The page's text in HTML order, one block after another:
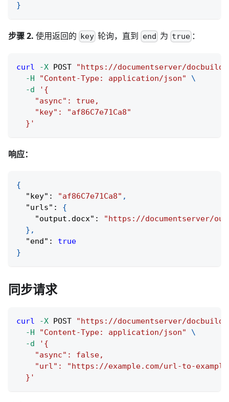
}
步骤 2. 使用返回的 key 轮询，直到 end 为 true ：
curl -X POST
"https://documentserver/
-H
"Content-Type: application/json"
\
-d
'{
    "async": true,
    "key": "af86C7e71Ca8"
  }'
响应：
{
"key" : "af86C7e71Ca8" ,
"urls" :
{
"output.docx" :
"https://documentserver/
} ,
"end" :
true
}
同步请求
curl -X POST
"https://documentserver/
-H
"Content-Type: application/json"
\
-d
'{
    "async": false,
"url": "https://example.com/url-to-
  }'